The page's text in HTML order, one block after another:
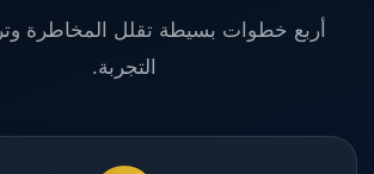
أربع خطوات بسيطة تقلل المخاطرة
التجربة.